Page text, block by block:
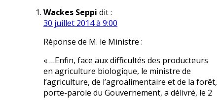
Wackes Seppi dit :
30 juillet 2014 à 9:00
Réponse de M. le Ministre :
« …Enfin, face aux difficultés des producteurs
en agriculture biologique, le ministre de
l’agriculture, de l’agroalimentaire et de la forêt,
porte-parole du Gouvernement, a délivré, le 2